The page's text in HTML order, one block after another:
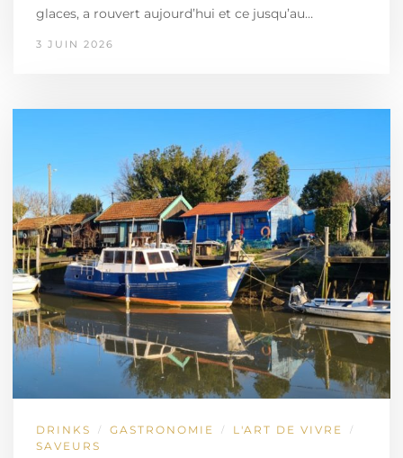
glaces, a rouvert aujourd’hui et ce jusqu’au…
3 JUIN 2026
DRINKS / GASTRONOMIE / L'ART DE VIVRE /
SAVEURS